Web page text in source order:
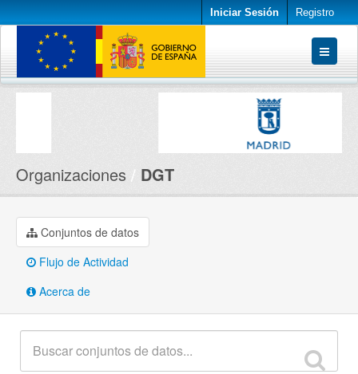
Iniciar Sesión Registro
Conjuntos de datos
Organizaciones DGT
Conjuntos de datos
Flujo de Actividad
Acerca de